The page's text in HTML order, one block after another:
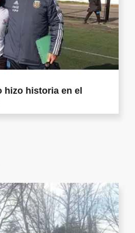
hizo historia en el